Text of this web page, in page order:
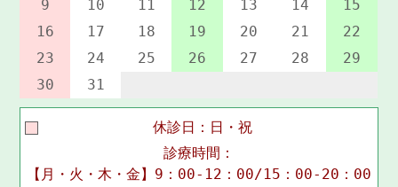
9
10 11 12 13 14
15
16
17 18 19 20 21
22
23
24 25 26 27 28
29
30
31
休診日：日・祝
診療時間：
【月・火・木・金】9：00-12：00/15：00-20：00